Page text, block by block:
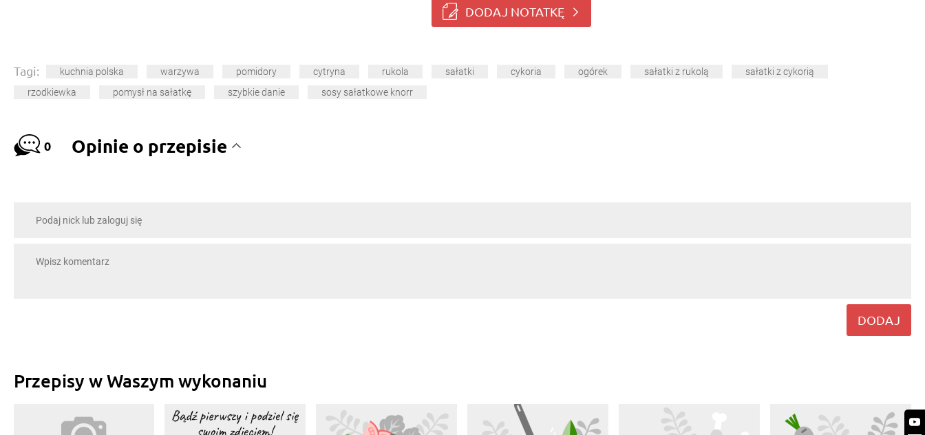
DODAJ NOTATKĘ
Tagi: kuchnia polska warzywa pomidory cytryna rukola sałatki cykoria ogórek sałatki z rukolą
sałatki z cykorią
rzodkiewka
pomysł na sałatkę szybkie danie sosy sałatkowe knorr
0 Opinie o przepisie
DODAJ
Przepisy w Waszym wykonaniu